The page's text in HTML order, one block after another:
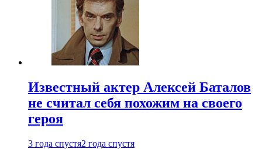
Известный актер Алексей Баталов
не считал себя похожим на своего
героя
3 года спустя2 года спустя